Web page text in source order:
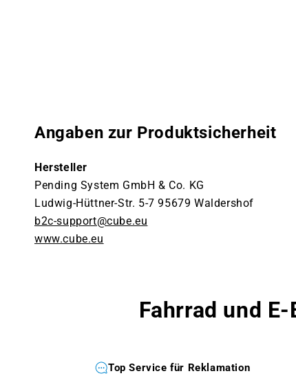
Angaben zur Produktsicherheit
Hersteller
Pending System GmbH & Co. KG
Ludwig-Hüttner-Str. 5-7 95679 Waldershof
b2c-support@cube.eu
www.cube.eu
Fahrrad und
Top Service für Reklamation